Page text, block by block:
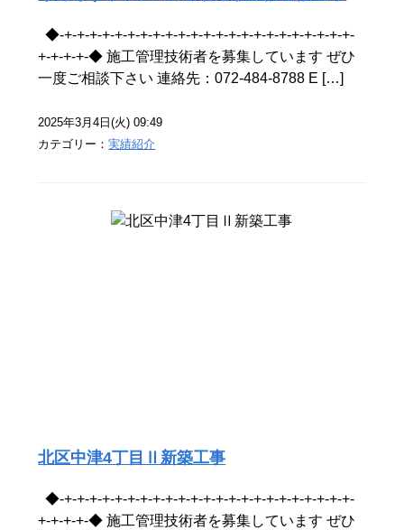
◆-+-+-+-+-+-+-+-+-+-+-+-+-+-+-+-+-+-+-+-+-+-+-+-
+-+-+-+-◆ 施工管理技術者を募集しています ぜひ
一度ご相談下さい 連絡先：072-484-8788 E […]
2025年3月4日(火) 09:49
カテゴリー：実績紹介
北区中津4丁目Ⅱ新築工事
◆-+-+-+-+-+-+-+-+-+-+-+-+-+-+-+-+-+-+-+-+-+-+-+-
+-+-+-+-◆ 施工管理技術者を募集しています ぜひ